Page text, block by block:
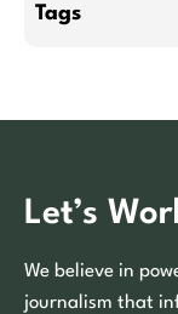
Tags
Let’s
We believe in
journalism that